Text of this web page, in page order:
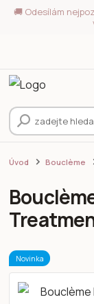
🚚 Odesílám
Úvod Bouclème
Novinka